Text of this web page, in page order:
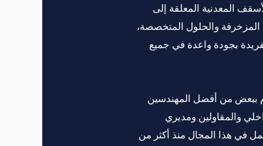
المعدنية المعلقة إلى
المزخرفة والحلول المتخصصة،
بجودة واعدة في جميع
ببعض من أفضل المهندسين
والمقاولين ومديري
في هذا المجال منذ أكثر من